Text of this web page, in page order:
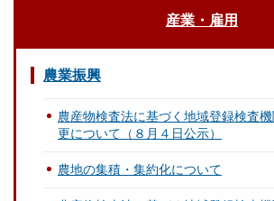
産業・雇用
農業振興
農産物検査法に基づく地域登録検査
更について（８月４日公示）
農地の集積・集約化について